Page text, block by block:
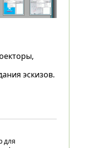
эскизов.
для